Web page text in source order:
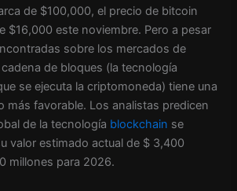
de $100,000, el precio de bitcoin
$16,000 este noviembre. Pero a pesar
sobre los mercados de
de bloques (la tecnología
se ejecuta la criptomoneda) tiene una
más favorable. Los analistas predicen
de la tecnología blockchain se
valor estimado actual de $ 3,400
millones para 2026.